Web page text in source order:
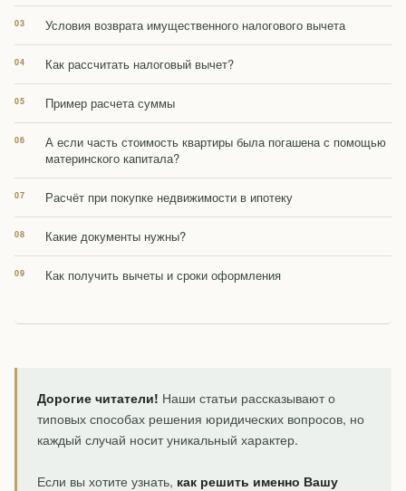
Условия возврата имущественного налогового вычета
Как рассчитать налоговый вычет?
Пример расчета суммы
А если часть стоимость квартиры была погашена с помощью
материнского капитала?
Расчёт при покупке недвижимости в ипотеку
Какие документы нужны?
Как получить вычеты и сроки оформления
Дорогие читатели! Наши статьи рассказывают о
типовых способах решения юридических вопросов, но
каждый случай носит уникальный характер.
Если вы хотите узнать, как решить именно Вашу